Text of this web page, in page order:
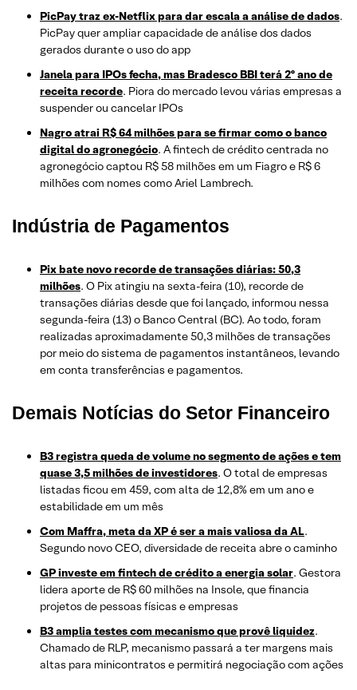
PicPay traz ex-Netflix para dar escala a análise de dados.
PicPay quer ampliar capacidade de análise dos dados
gerados durante o uso do app
Janela para IPOs fecha, mas Bradesco BBI terá 2º ano de
receita recorde. Piora do mercado levou várias empresas a
suspender ou cancelar IPOs
Nagro atrai R$ 64 milhões para se firmar como o banco
digital do agronegócio. A fintech de crédito centrada no
agronegócio captou R$ 58 milhões em um Fiagro e R$ 6
milhões com nomes como Ariel Lambrech.
Indústria de Pagamentos
Pix bate novo recorde de transações diárias: 50,3
milhões. O Pix atingiu na sexta-feira (10), recorde de
transações diárias desde que foi lançado, informou nessa
segunda-feira (13) o Banco Central (BC). Ao todo, foram
realizadas aproximadamente 50,3 milhões de transações
por meio do sistema de pagamentos instantâneos, levando
em conta transferências e pagamentos.
Demais Notícias do Setor Financeiro
B3 registra queda de volume no segmento de ações e tem
quase 3,5 milhões de investidores. O total de empresas
listadas ficou em 459, com alta de 12,8% em um ano e
estabilidade em um mês
Com Maffra, meta da XP é ser a mais valiosa da AL.
Segundo novo CEO, diversidade de receita abre o caminho
GP investe em fintech de crédito a energia solar. Gestora
lidera aporte de R$ 60 milhões na Insole, que financia
projetos de pessoas físicas e empresas
B3 amplia testes com mecanismo que provê liquidez.
Chamado de RLP, mecanismo passará a ter margens mais
altas para minicontratos e permitirá negociação com ações